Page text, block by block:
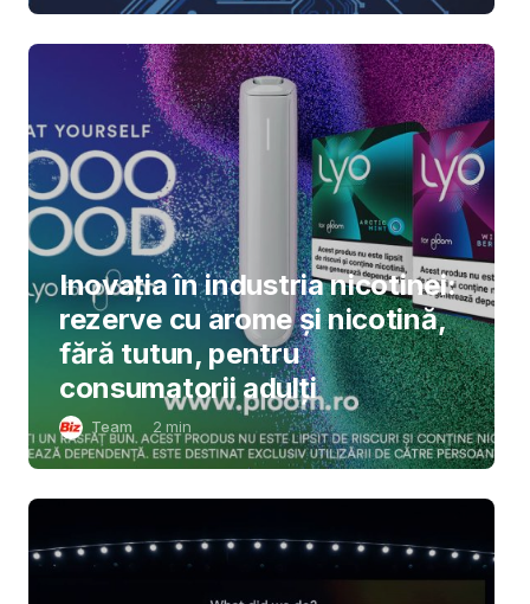
Inovația în industria nicotinei:
rezerve cu arome și nicotină,
fără tutun, pentru
consumatorii adulți
Team 2 min